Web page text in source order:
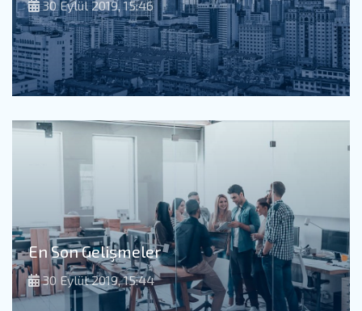
30 Eylül 2019, 15:46
En Son Gelişmeler
30 Eylül 2019, 15:44